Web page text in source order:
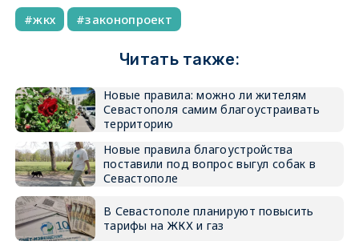
жкх законопроект
Читать также:
Новые правила: можно ли жителям
Севастополя самим благоустраивать
территорию
Новые правила благоустройства
поставили под вопрос выгул собак в
Севастополе
В Севастополе планируют повысить
тарифы на ЖКХ и газ